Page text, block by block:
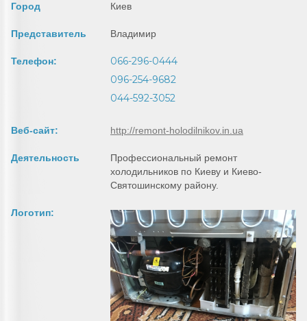
Город Киев
Представитель Владимир
Телефон:
066-296-0444
096-254-9682
044-592-3052
Веб-сайт: http://remont-holodilnikov.in.ua
Деятельность
Профессиональный ремонт
холодильников по Киеву и Киево-
Святошинскому району.
Логотип: